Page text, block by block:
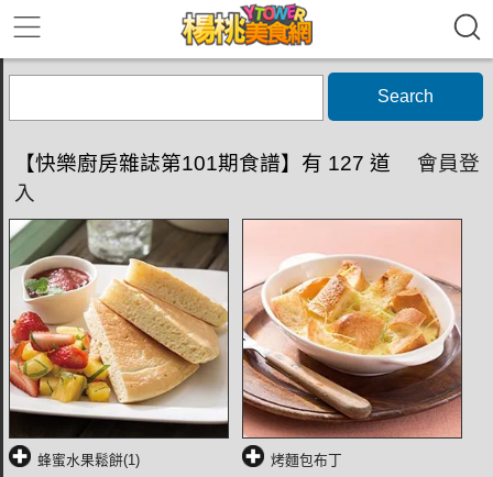
Search
【快樂廚房雜誌第101期食譜】有 127 道 會員登
入
蜂蜜水果鬆餅(1) 烤麵包布丁